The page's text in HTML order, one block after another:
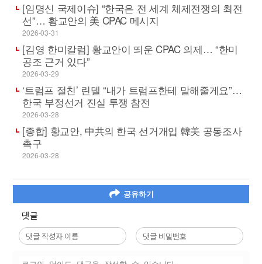
[임명신 국제이슈] “한국은 전 세계 체제전쟁의 최전
선”… 황교안의 美 CPAC 메시지
2026-03-31
[김영 한미칼럼] 황교안이 띄운 CPAC 의제… “한미
공조 근거 있다”
2026-03-29
‘트럼프 절친’ 린델 “내가 트럼프한테 말해줄게요”…
한국 부정선거 진실 투쟁 참전
2026-03-28
[종합] 황교안, 中共의 한국 선거개입 韓美 공동조사
촉구
2026-03-28
공유하기
댓글